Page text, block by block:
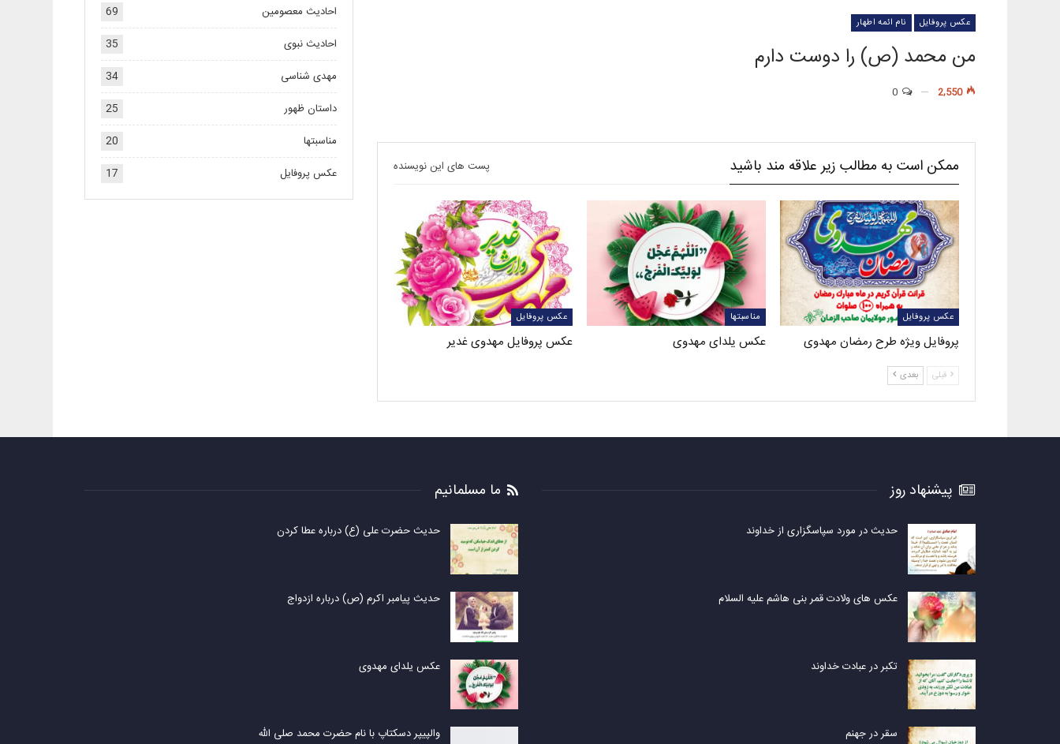
عکس پروفایل نام ائمه اطهار
من محمد (ص) را دوست دارم
2,550
ممکن است به مطالب زیر علاقه مند باشید پست های این نویسنده
عکس پروفایل
پروفایل ویژه طرح رمضان مهدوی
مناسبتها
عکس یلدای مهدوی
عکس پروفایل
عکس پروفایل مهدوی غدیر
قبلی بعدی
احادیث معصومین
69
احادیث نبوی
35
مهدی شناسی
34
داستان ظهور
25
مناسبتها
20
عکس پروفایل
17
پیشنهاد روز
حدیث در مورد سپاسگزاری از خداوند
عکس های ولادت قمر بنی هاشم علیه السلام
تکبر در عبادت خداوند
سقر در جهنم
ما مسلمانیم
حدیث حضرت علی (ع) درباره عطا کردن
حدیث پیامبر اکرم (ص) درباره ازدواج
عکس یلدای مهدوی
والپیپر دسکتاپ با نام حضرت محمد صلی الله